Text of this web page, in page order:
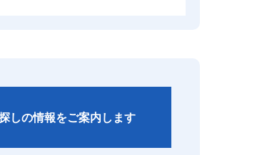
しの情報をご案内します